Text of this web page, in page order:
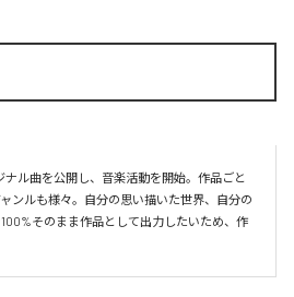
ナル曲を公開し、音楽活動を開始。作品ごと
ンルも様々。自分の思い描いた世界、自分の
そのまま作品として出力したいため、作